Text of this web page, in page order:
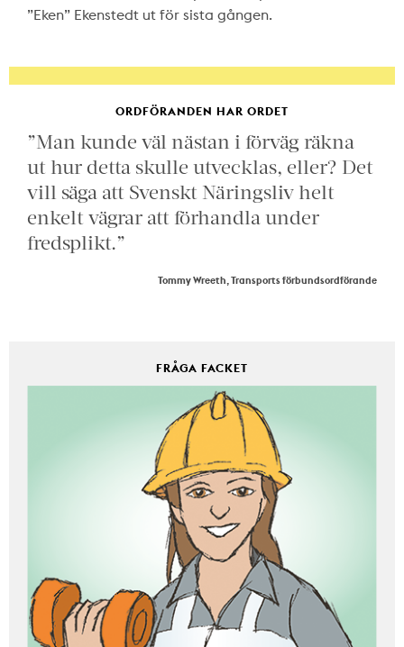
”Eken” Ekenstedt ut för sista gången.
ORDFÖRANDEN HAR ORDET
”Man kunde väl nästan i förväg räkna
ut hur detta skulle utvecklas, eller? Det
vill säga att Svenskt Näringsliv helt
enkelt vägrar att förhandla under
fredsplikt.”
Tommy Wreeth, Transports förbundsordförande
FRÅGA FACKET